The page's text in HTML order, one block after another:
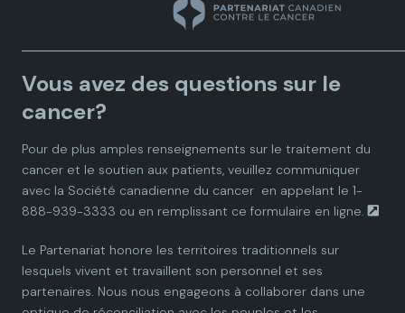
a
d
a
n
P
a
a
d
a
n
P
a
n
a
d
a
n
P
a
n
a
d
a
n
P
a
n
a
d
a
n
P
a
Vous avez des questions sur le
cancer?
Pour de plus amples renseignements sur le traitement du
cancer et le soutien aux patients, veuillez communiquer
avec la Société canadienne du cancer en appelant le 1-
888-939-3333 ou en remplissant ce formulaire en ligne.
Le Partenariat honore les territoires traditionnels sur
lesquels vivent et travaillent son personnel et ses
partenaires. Nous nous engageons à collaborer dans une